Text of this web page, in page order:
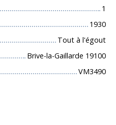
1
1930
Tout à l'égout
Brive-la-Gaillarde 19100
VM3490